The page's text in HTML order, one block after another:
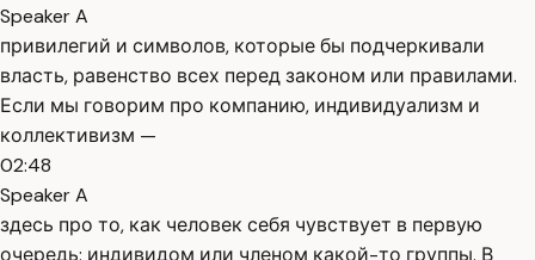
Speaker A
привилегий и символов, которые бы подчеркивали
власть, равенство всех перед законом или правилами.
Если мы говорим про компанию, индивидуализм и
коллективизм —
02:48
Speaker A
здесь про то, как человек себя чувствует в первую
очередь: индивидом или членом какой-то группы. В